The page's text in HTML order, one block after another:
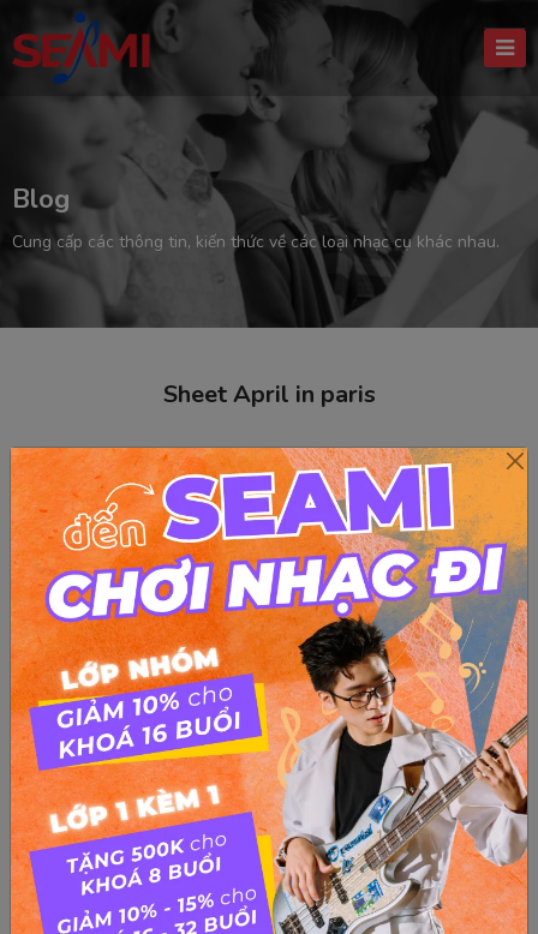
Blog
Cung cấp các thông tin, kiến thức về các loại nhạc cụ khác nhau.
Sheet April in paris
Sheet April in paris
Sheet April in paris Sheet April in paris from SEAMI